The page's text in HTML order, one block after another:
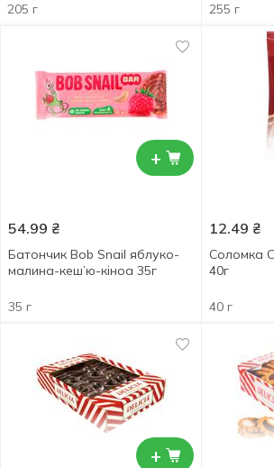
205 г 255 г
+
54.99 ₴
Батончик Bob Snail яблуко-
малина-кеш’ю-кіноа 35г
35 г
12.49 ₴
Соломка
40г
40 г
+